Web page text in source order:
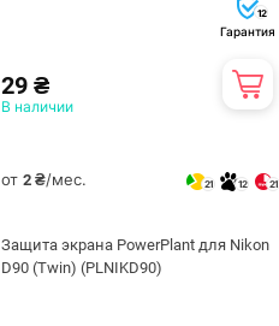
12
Гарантия
29 ₴
В наличии
от2 ₴/мес. 21 12 21
Защита экрана PowerPlant для Nikon
D90 (Twin) (PLNIKD90)